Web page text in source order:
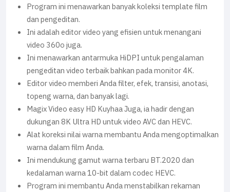
Program ini menawarkan banyak koleksi template film
dan pengeditan.
Ini adalah editor video yang efisien untuk menangani
video 360o juga.
Ini menawarkan antarmuka HiDPI untuk pengalaman
pengeditan video terbaik bahkan pada monitor 4K.
Editor video memberi Anda filter, efek, transisi, anotasi,
topeng warna, dan banyak lagi.
Magix Video easy HD Kuyhaa Juga, ia hadir dengan
dukungan 8K Ultra HD untuk video AVC dan HEVC.
Alat koreksi nilai warna membantu Anda mengoptimalkan
warna dalam film Anda.
Ini mendukung gamut warna terbaru BT.2020 dan
kedalaman warna 10-bit dalam codec HEVC.
Program ini membantu Anda menstabilkan rekaman